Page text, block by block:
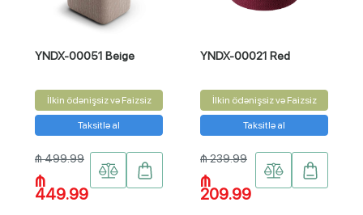
YNDX-00051 Beige
İlkin ödənişsiz və Faizsiz
Taksitlə al
₼ 499.99
₼
449.99
YNDX-00021 Red
İlkin ödənişsiz və Faizsiz
Taksitlə al
₼ 239.99
₼
209.99